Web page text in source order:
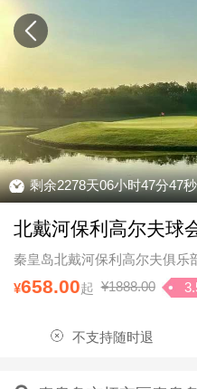
剩余2278天06小时47分46秒
北戴河保利高尔夫球
秦皇岛北戴河保利高尔夫俱乐
¥658.00起 ¥1888.00
不支持随时退